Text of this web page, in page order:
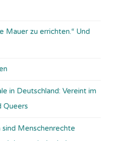
Mauer zu errichten.“ Und
in Deutschland: Vereint im
Queers
sind Menschenrechte